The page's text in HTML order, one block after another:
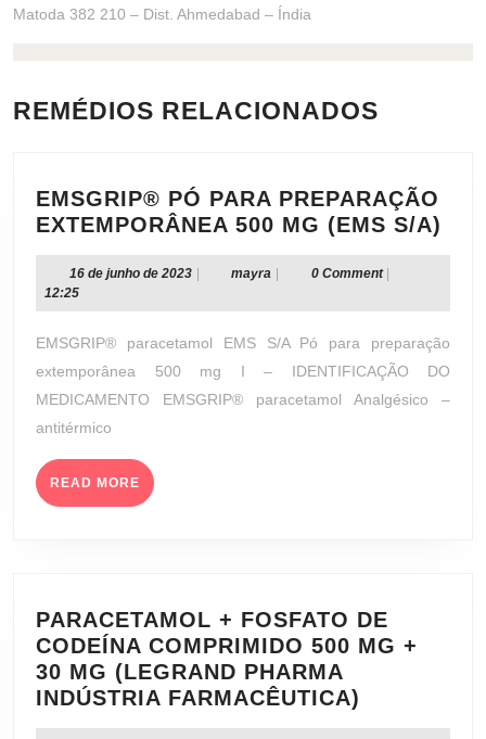
Matoda 382 210 – Dist. Ahmedabad – Índia
REMÉDIOS RELACIONADOS
EMSGRIP® PÓ PARA PREPARAÇÃO
EXTEMPORÂNEA 500 MG (EMS S/A)
PÓ
500
MG
16 de junho de 202316
junho
2023
mayra mayra 0 Comment
12:25
EMSGRIP® paracetamol EMS S/A Pó para preparação
extemporânea 500 mg I – IDENTIFICAÇÃO DO
MEDICAMENTO EMSGRIP® paracetamol Analgésico –
antitérmico
READ MORE READ
MORE
PARACETAMOL + FOSFATO DE
CODEÍNA COMPRIMIDO 500 MG +
30 MG (LEGRAND PHARMA
INDÚSTRIA FARMACÊUTICA)
+